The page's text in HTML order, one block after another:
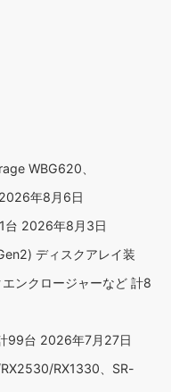
WBG620、
2026年8月6日
台 2026年8月3日
ディスクアレイ装
ンクロージャーなど 計8
99台 2026年7月27日
RX1330、SR-